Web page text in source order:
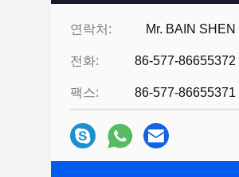
연락처: Mr. BAIN SHEN
전화: 86-577-86655372
팩스: 86-577-86655371